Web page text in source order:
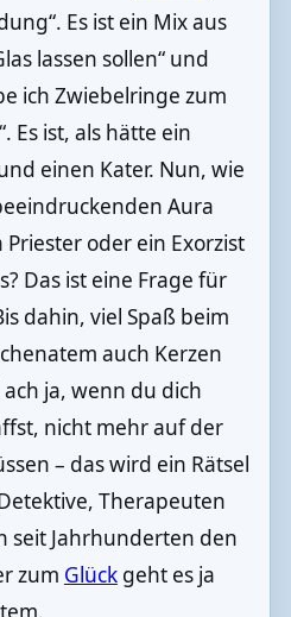
Es ist ein Mix aus
lassen sollen“ und
ich Zwiebelringe zum
Es ist, als hätte ein
einen Kater. Nun, wie
Aura
oder ein Exorzist
Das ist eine Frage für
dahin, viel Spaß beim
auch Kerzen
ja, wenn du dich
nicht mehr auf der
– das wird ein Rätsel
Therapeuten
seit Jahrhunderten den
zum Glückgeht es ja